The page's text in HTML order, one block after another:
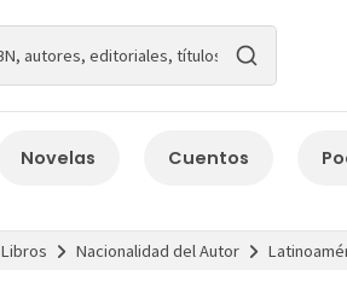
Novelas Cuentos
Libros Nacionalidad del Autor